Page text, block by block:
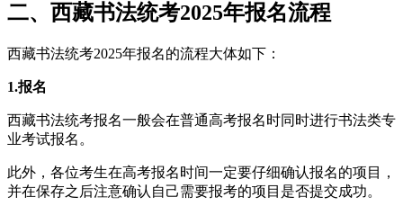
二、西藏书法统考2025年报名流程
西藏书法统考2025年报名的流程大体如下：
1.报名
西藏书法统考报名一般会在普通高考报名时同时进行书法类专
业考试报名。
此外，各位考生在高考报名时间一定要仔细确认报名的项目，
并在保存之后注意确认自己需要报考的项目是否提交成功。